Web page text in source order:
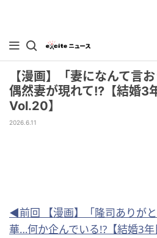
【漫画】「妻になんて言
偶然妻が現れて!?【結婚3
Vol.20】
2026.6.11
◀前回 【漫画】「隆司ありが
華…何か企んでいる!?【結婚3